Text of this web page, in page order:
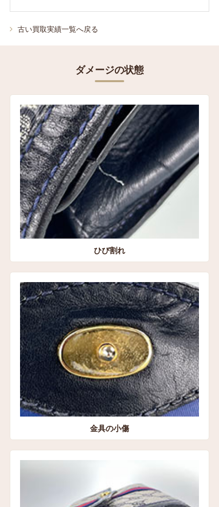
素材
横：約25㎝
マチ：約6.5㎝
コンディション
状態:Cランク ひび割れ、金具の小傷、型崩れ、キズ、
裏地のシワ
買取方法
宅配買取
買取店舗
古い買取実績一覧へ戻る
ダメージの状態
ひび割れ
金具の小傷